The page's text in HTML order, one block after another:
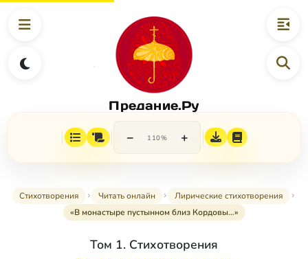
Предание.Ру
− 110% +
Стихотворения Читать онлайн
Лирические стихотворения
«В монастыре пустынном близ Кордовы…»
Том 1. Стихотворения